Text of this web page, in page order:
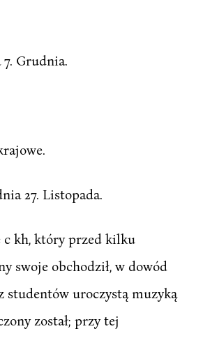
Grudnia.
27. Listopada.
c kh, który przed kilku
swoje obchodził, w dowód
studentów uroczystą muzyką
został; przy tej